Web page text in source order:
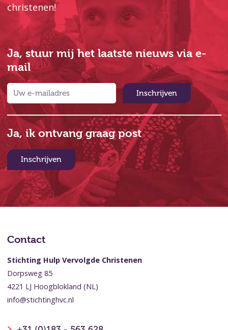
christenen!
Ja, stuur mij het laatste nieuws via e-
mail
Inschrijven
Ja, ik ontvang graag post
Inschrijven
Contact
Stichting Hulp Vervolgde Christenen
Dorpsweg 85
4221 LJ Hoogblokland (NL)
info@stichtinghvc.nl